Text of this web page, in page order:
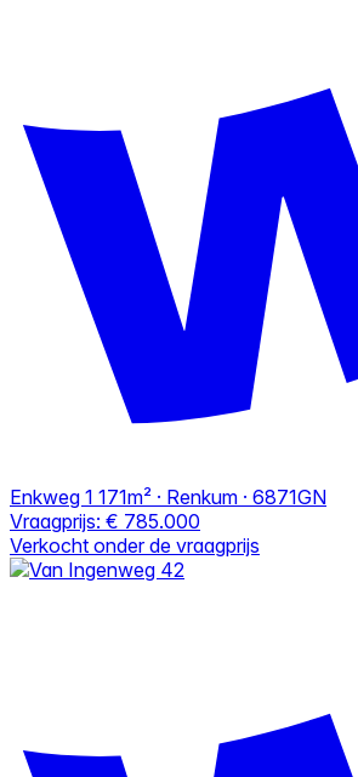
Enkweg 1 171m² · Renkum · 6871GN
Vraagprijs: € 785.000
Verkocht onder de vraagprijs